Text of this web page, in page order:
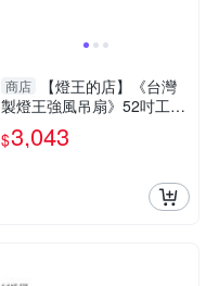
商店
【燈王的店】《台灣
製燈王強風吊扇》52吋工業
吊扇 附遙控器(馬達保固十
年) ☆KS-235-RC
$3,043